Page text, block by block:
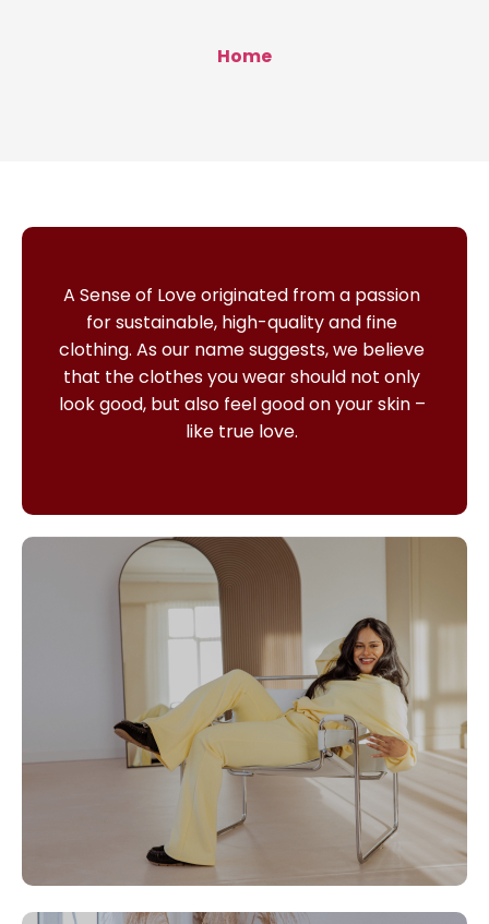
Home
A Sense of Love originated from a passion
for sustainable, high-quality and fine
clothing. As our name suggests, we believe
that the clothes you wear should not only
look good, but also feel good on your skin –
like true love.